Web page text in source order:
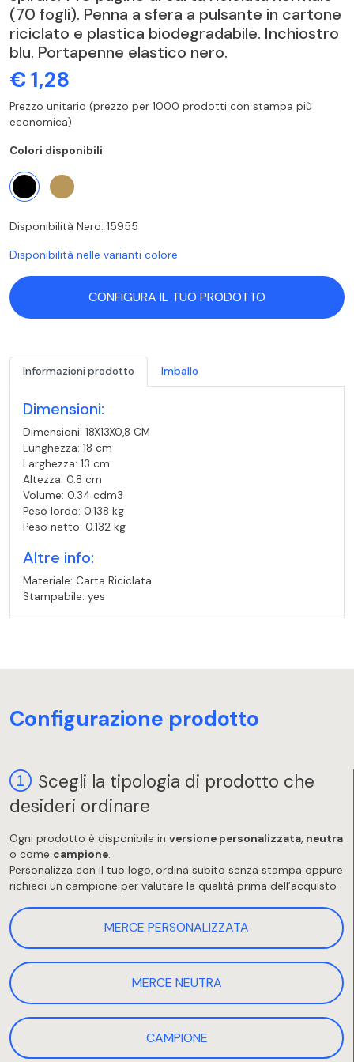
(70 fogli). Penna a sfera a pulsante in cartone
riciclato e plastica biodegradabile. Inchiostro
blu. Portapenne elastico nero.
€ 1,28
Prezzo unitario (prezzo per 1000 prodotti con stampa più
economica)
Colori disponibili
Disponibilità Nero: 15955
Disponibilità nelle varianti colore
CONFIGURA IL TUO PRODOTTO
Informazioni prodotto Imballo
Dimensioni:
Dimensioni: 18X13X0,8 CM
Lunghezza: 18 cm
Larghezza: 13 cm
Altezza: 0.8 cm
Volume: 0.34 cdm3
Peso lordo: 0.138 kg
Peso netto: 0.132 kg
Altre info:
Materiale: Carta Riciclata
Stampabile: yes
Configurazione prodotto
Scegli la tipologia di prodotto che
desideri ordinare
Ogni prodotto è disponibile in versione personalizzata, neutra
o come campione.
Personalizza con il tuo logo, ordina subito senza stampa oppure
richiedi un campione per valutare la qualità prima dell’acquisto
MERCE PERSONALIZZATA
MERCE NEUTRA
CAMPIONE